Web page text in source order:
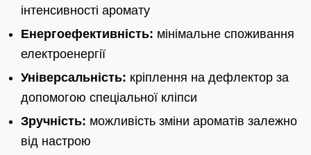
інтенсивності аромату
Енергоефективність: мінімальне споживання
електроенергії
Універсальність: кріплення на дефлектор за
допомогою спеціальної кліпси
Зручність: можливість зміни ароматів залежно
від настрою